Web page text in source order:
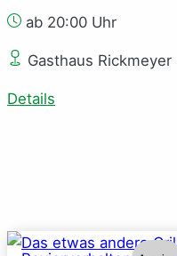
ab 20:00 Uhr
Gasthaus Rickmeyer
Details